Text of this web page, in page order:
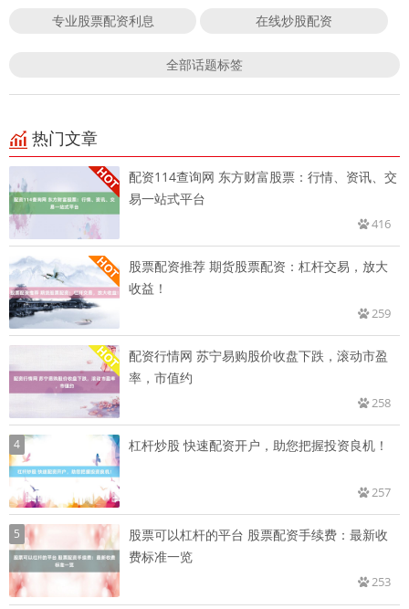
专业股票配资利息 在线炒股配资
全部话题标签
热门文章
配资114查询网 东方财富股票：行情、资讯、交
易一站式平台
416
股票配资推荐 期货股票配资：杠杆交易，放大
收益！
259
配资行情网 苏宁易购股价收盘下跌，滚动市盈
率，市值约
258
4 杠杆炒股 快速配资开户，助您把握投资良机！
257
5
股票可以杠杆的平台 股票配资手续费：最新收
费标准一览
253